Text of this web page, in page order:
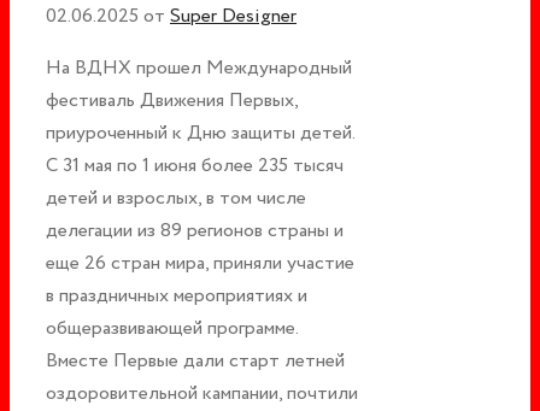
02.06.2025 от Super Designer
На ВДНХ прошел Международный
фестиваль Движения Первых,
приуроченный к Дню защиты детей.
С 31 мая по 1 июня более 235 тысяч
детей и взрослых, в том числе
делегации из 89 регионов страны и
еще 26 стран мира, приняли участие
в праздничных мероприятиях и
общеразвивающей программе.
Вместе Первые дали старт летней
оздоровительной кампании, почтили